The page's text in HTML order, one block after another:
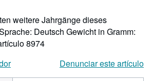
weitere Jahrgänge dieses
Deutsch Gewicht in Gramm:
8974
Denunciar este artículo